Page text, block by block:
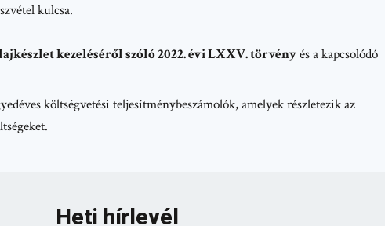
kulcsa.
kezeléséről szóló 2022. évi LXXV. törvényés a kapcsolódó
költségvetési teljesítménybeszámolók, amelyek részletezik az
Heti hírlevél